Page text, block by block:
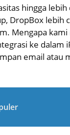
hingga lebih
DropBox lebih
Mengapa
ke dalam
email atau